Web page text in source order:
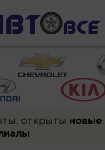
открыты новые